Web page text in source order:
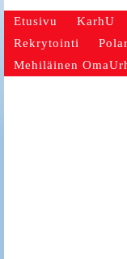
Etusivu KarhU
Rekrytointi
Mehiläinen